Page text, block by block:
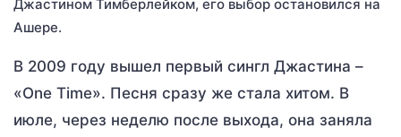
Джастином Тимберлейком, его выбор остановился на
Ашере.
В 2009 году вышел первый сингл Джастина –
«One Time». Песня сразу же стала хитом. В
июле, через неделю после выхода, она заняла